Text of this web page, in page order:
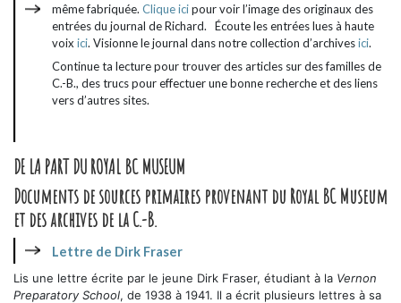
même fabriquée. Clique icipour voir l’image des originaux des
entrées du journal de Richard. Écoute les entrées lues à haute
voix ici. Visionne le journal dans notre collection d’archivesici.
Continue ta lecture pour trouver des articles sur des familles de
C.-B., des trucs pour effectuer une bonne recherche et des liens
vers d’autres sites.
DE LA PART DU ROYAL BC MUSEUM
Documents de sources primaires provenant du Royal BC Museum
et des archives de la C.-B.
Lettre de Dirk Fraser
Lis une lettre écrite par le jeune Dirk Fraser, étudiant à la Vernon
Preparatory School, de 1938 à 1941. Il a écrit plusieurs lettres à sa